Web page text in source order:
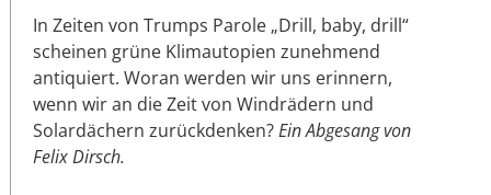
In Zeiten von Trumps Parole „Drill, baby, drill“
scheinen grüne Klimautopien zunehmend
antiquiert. Woran werden wir uns erinnern,
wenn wir an die Zeit von Windrädern und
Solardächern zurückdenken?Ein Abgesang von
Felix Dirsch.